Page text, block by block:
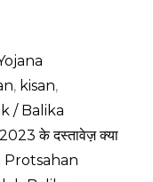
, kisan,
/ Balika
के दस्तावेज़ क्या
Protsahan